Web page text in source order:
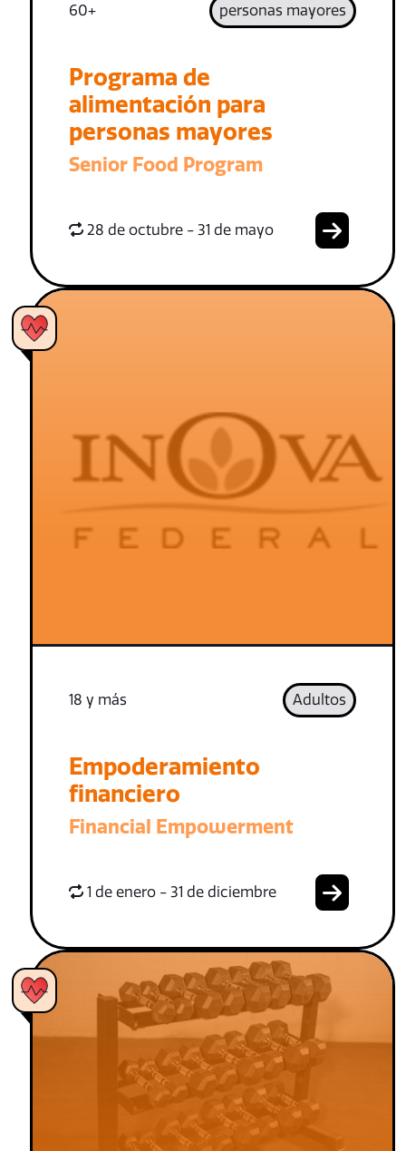
60+ personas mayores
Programa de
alimentación para
personas mayores
Senior Food Program
28 de octubre - 31 de mayo
18 y más Adultos
Empoderamiento
financiero
Financial Empowerment
1 de enero - 31 de diciembre